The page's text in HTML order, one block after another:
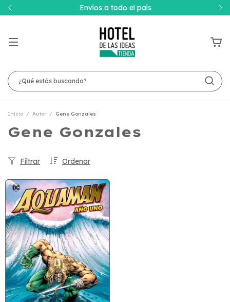
Envíos a todo el país
Inicio / Autor / Gene Gonzales
Gene Gonzales
Ordenar
Filtrar